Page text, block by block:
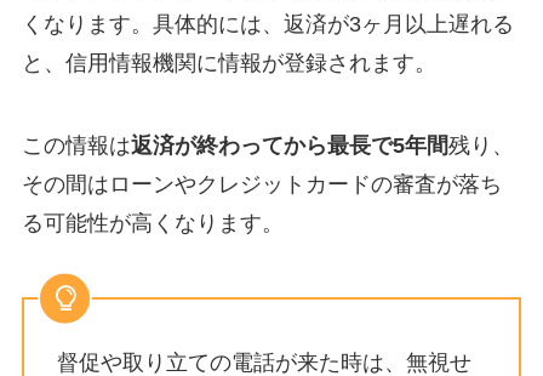
くなります。具体的には、返済が3ヶ月以上遅れる
と、信用情報機関に情報が登録されます。
この情報は返済が終わってから最長で5年間残り、
その間はローンやクレジットカードの審査が落ち
る可能性が高くなります。
督促や取り立ての電話が来た時は、無視せ